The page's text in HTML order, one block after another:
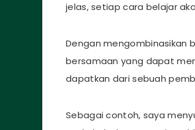
jelas, setiap cara belajar
Dengan mengombinasikan
bersamaan yang dapat
dapatkan dari sebuah
Sebagai contoh, saya